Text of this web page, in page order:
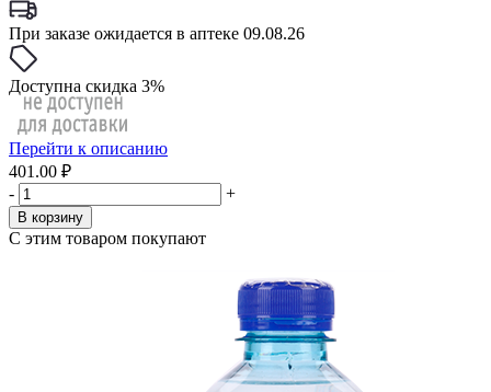
При заказе ожидается в аптеке 09.08.26
Доступна скидка 3%
Перейти к описанию
401.00 ₽
-
+
В корзину
С этим товаром покупают